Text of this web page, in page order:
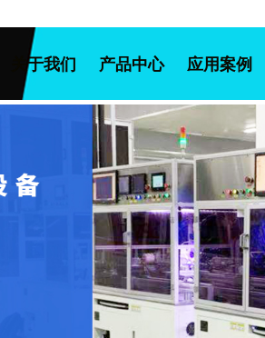
关于我们 产品中心 应用案例